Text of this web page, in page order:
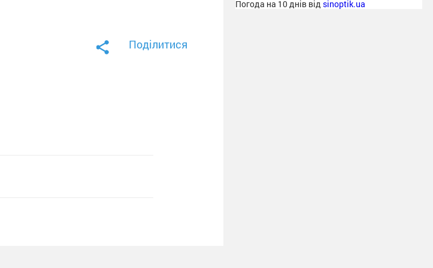
Поділитися
Погода на 10 днів від sinoptik.ua